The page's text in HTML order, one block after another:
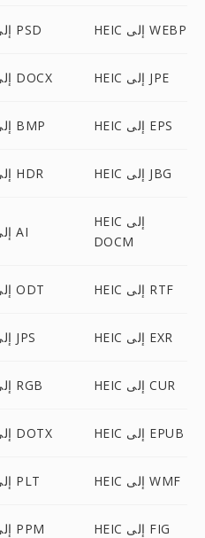
HEIC إلى PSD HEIC إلى WEBP
HEIC إلى DOCX HEIC إلى JPE
HEIC إلى BMP HEIC إلى EPS
HEIC إلى HDR HEIC إلى JBG
HEIC إلى AI
HEIC إلى
DOCM
HEIC إلى ODT HEIC إلى RTF
HEIC إلى JPS HEIC إلى EXR
HEIC إلى RGB HEIC إلى CUR
HEIC إلى DOTX HEIC إلى EPUB
HEIC إلى PLT HEIC إلى WMF
HEIC إلى PPM HEIC إلى FIG